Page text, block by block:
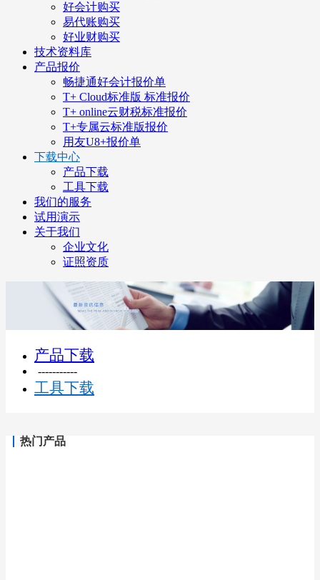
好会计购买
易代账购买
好业财购买
技术资料库
产品报价
畅捷通好会计报价单
T+ Cloud标准版 标准报价
T+ online云财税标准报价
T+专属云标准版报价
用友U8+报价单
下载中心
产品下载
工具下载
我们的服务
试用演示
关于我们
企业文化
证照资质
产品下载
-----------
工具下载
热门产品